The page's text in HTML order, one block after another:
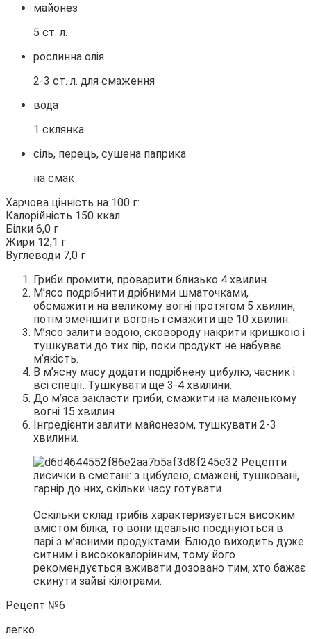
майонез
5 ст. л.
рослинна олія
2-3 ст. л. для смаження
вода
1 склянка
сіль, перець, сушена паприка
на смак
Харчова цінність на 100 г:
Калорійність 150 ккал
Білки 6,0 г
Жири 12,1 г
Вуглеводи 7,0 г
Гриби промити, проварити близько 4 хвилин.
М’ясо подрібнити дрібними шматочками,
обсмажити на великому вогні протягом 5 хвилин,
потім зменшити вогонь і смажити ще 10 хвилин.
М’ясо залити водою, сковороду накрити кришкою і
тушкувати до тих пір, поки продукт не набуває
м’якість.
В м’ясну масу додати подрібнену цибулю, часник і
всі спеції. Тушкувати ще 3-4 хвилини.
До м’яса закласти гриби, смажити на маленькому
вогні 15 хвилин.
Інгредієнти залити майонезом, тушкувати 2-3
хвилини.
Оскільки склад грибів характеризується високим
вмістом білка, то вони ідеально поєднуються в
парі з м’ясними продуктами. Блюдо виходить дуже
ситним і висококалорійним, тому його
рекомендується вживати дозовано тим, хто бажає
скинути зайві кілограми.
Рецепт №6
легко